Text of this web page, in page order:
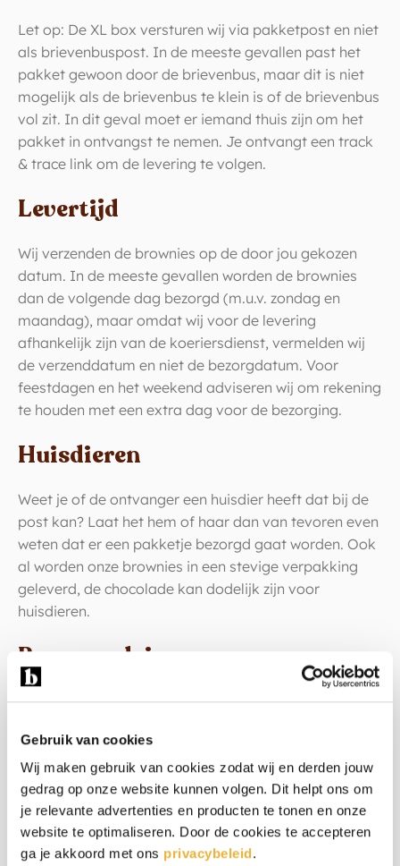
Gebruik van cookies
Wij maken gebruik van cookies zodat wij en derden jouw
gedrag op onze website kunnen volgen. Dit helpt ons om
je relevante advertenties en producten te tonen en onze
website te optimaliseren. Door de cookies te accepteren
ga je akkoord met ons privacybeleid.
Let op: De XL box versturen wij via pakketpost en niet
als brievenbuspost. In de meeste gevallen past het
pakket gewoon door de brievenbus, maar dit is niet
mogelijk als de brievenbus te klein is of de brievenbus
vol zit. In dit geval moet er iemand thuis zijn om het
pakket in ontvangst te nemen. Je ontvangt een track
& trace link om de levering te volgen.
Levertijd
Wij verzenden de brownies op de door jou gekozen
datum. In de meeste gevallen worden de brownies
dan de volgende dag bezorgd (m.u.v. zondag en
maandag), maar omdat wij voor de levering
afhankelijk zijn van de koeriersdienst, vermelden wij
de verzenddatum en niet de bezorgdatum. Voor
feestdagen en het weekend adviseren wij om rekening
te houden met een extra dag voor de bezorging.
Huisdieren
Weet je of de ontvanger een huisdier heeft dat bij de
post kan? Laat het hem of haar dan van tevoren even
weten dat er een pakketje bezorgd gaat worden. Ook
al worden onze brownies in een stevige verpakking
geleverd, de chocolade kan dodelijk zijn voor
huisdieren.
Bewaaradvies
Bij de levering geven wij in de verpakking het advies
voor stevige brownies en op kamertemperatuur voor
zachte brownies.
Warm weer
Wordt het in de zomer echt warm weer? Dan kunnen